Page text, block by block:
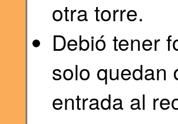
otra torre.
Debió tener
solo quedan
entrada al